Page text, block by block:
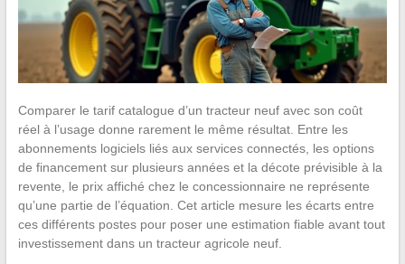
Comparer le tarif catalogue d’un tracteur neuf avec son coût
réel à l’usage donne rarement le même résultat. Entre les
abonnements logiciels liés aux services connectés, les options
de financement sur plusieurs années et la décote prévisible à la
revente, le prix affiché chez le concessionnaire ne représente
qu’une partie de l’équation. Cet article mesure les écarts entre
ces différents postes pour poser une estimation fiable avant tout
investissement dans un tracteur agricole neuf.